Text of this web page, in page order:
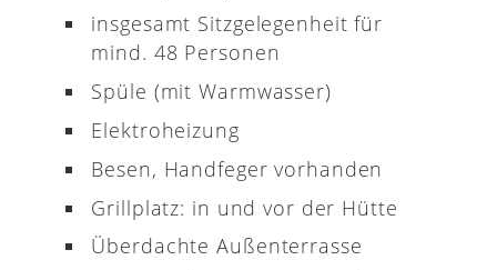
insgesamt Sitzgelegenheit für
mind. 48 Personen
Spüle (mit Warmwasser)
Elektroheizung
Besen, Handfeger vorhanden
Grillplatz: in und vor der Hütte
Überdachte Außenterrasse